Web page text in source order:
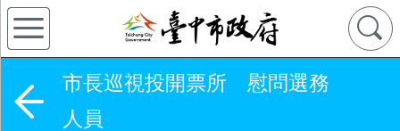
市長巡視投開票所 慰問選務
人員